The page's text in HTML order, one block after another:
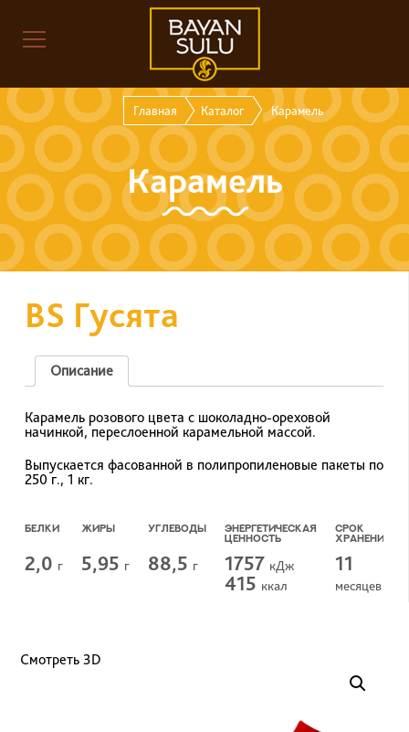
Главная Каталог Карамель
Карамель
BS Гусята
Описание
Карамель розового цвета с шоколадно-ореховой
начинкой, переслоенной карамельной массой.
Выпускается фасованной в полипропиленовые пакеты по
250 г., 1 кг.
БЕЛКИ ЖИРЫ УГЛЕВОДЫ
ЭНЕРГЕТИЧЕСКАЯ
ЦЕННОСТЬ
СРОК
ХРАНЕНИЯ
2,0 г 5,95 г 88,5 г 1757 кДж
415 ккал
11
меcяцев
Смотреть 3D